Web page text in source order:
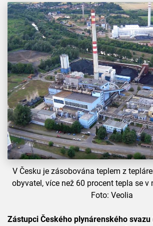
V Česku je zásobována teplem z
obyvatel, více než 60 procent tepla se v
Foto: Veolia
Zástupci Českého plynárenského svazu